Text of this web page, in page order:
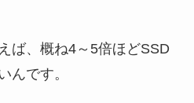
ば、概ね4～5倍ほどSSD
んです。